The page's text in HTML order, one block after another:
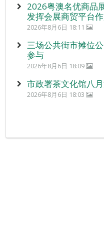
2026粤澳名优商品
发挥会展商贸平台
2026年8月6日 18:11
三场公共街市摊位
参与
2026年8月6日 18:09
市政署茶文化馆八
2026年8月6日 18:03